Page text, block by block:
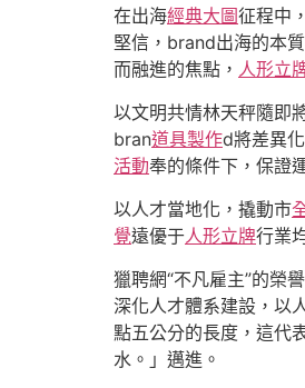
在出海經典大圖征程中
堅信，brand出海的本
而融進的焦點， 人形立
以文明共情林天秤隨即
bran道具製作d將差異
活動奉的條件下，保證
以人才當地化，撬動市
覺遠優于人形立牌行業
獵聘網“不凡雇主”的榮
深化人才體系建設，以
點五公分的長度，這代
水。」邁進。